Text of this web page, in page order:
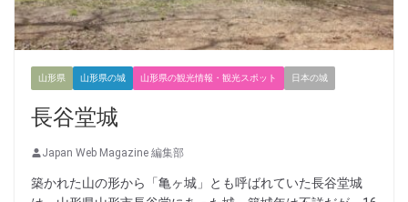
山形県 山形県の城 山形県の観光情報・観光スポット 日本の城
長谷堂城
Japan Web Magazine 編集部
築かれた山の形から「亀ヶ城」とも呼ばれていた長谷堂城